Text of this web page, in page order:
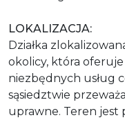
LOKALIZACJA:
Działka
okolicy, która
niezbędnych usług
sąsiedztwie
uprawne. Teren jest